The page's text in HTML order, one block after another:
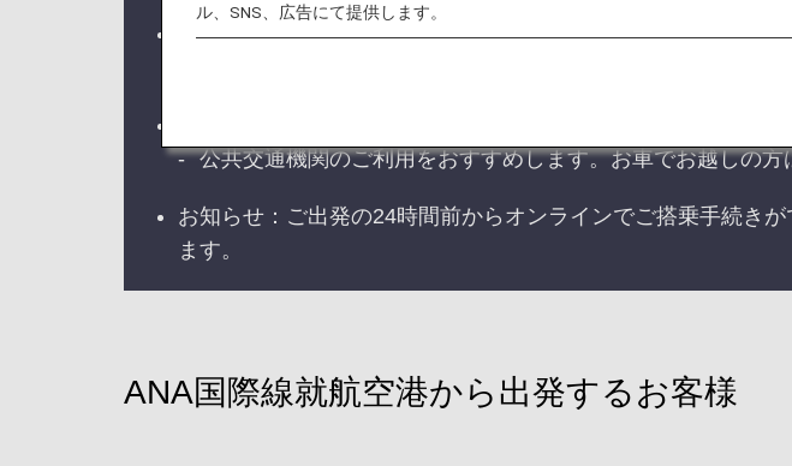
日本では年末年始、ゴールデンウィーク、お盆休みなどの大
公共交通機関のご利用をおすすめします。お車でお越しの
お知らせ：ご出発の24時間前からオンラインでご搭乗手続き
ます。
ANA国際線就航空港から出発するお客様
ル、SNS、広告にて提供します。